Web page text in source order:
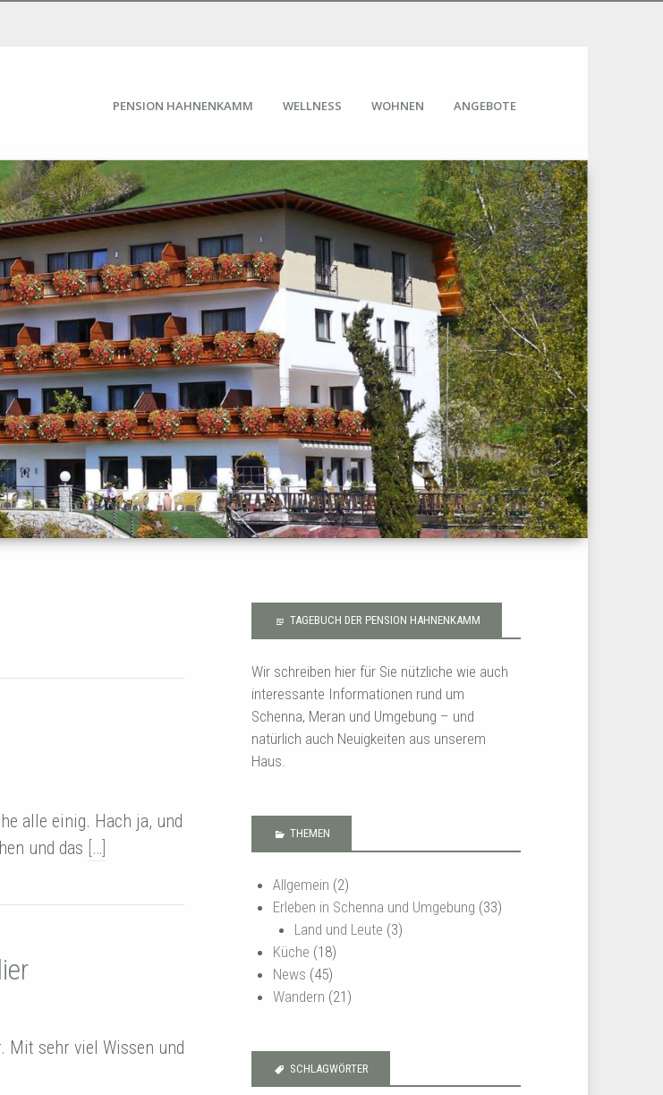
PENSION HAHNENKAMM WELLNESS WOHNEN ANGEBOTE
alle einig. Hach ja, und
und das […]
Mit sehr viel Wissen und
TAGEBUCH DER PENSION HAHNENKAMM
Wir schreiben hier für Sie nützliche wie auch
interessante Informationen rund um
Schenna, Meran und Umgebung – und
natürlich auch Neuigkeiten aus unserem
Haus.
THEMEN
Allgemein (2)
Erleben in Schenna und Umgebung (33)
Land und Leute (3)
Küche (18)
News (45)
Wandern (21)
SCHLAGWÖRTER